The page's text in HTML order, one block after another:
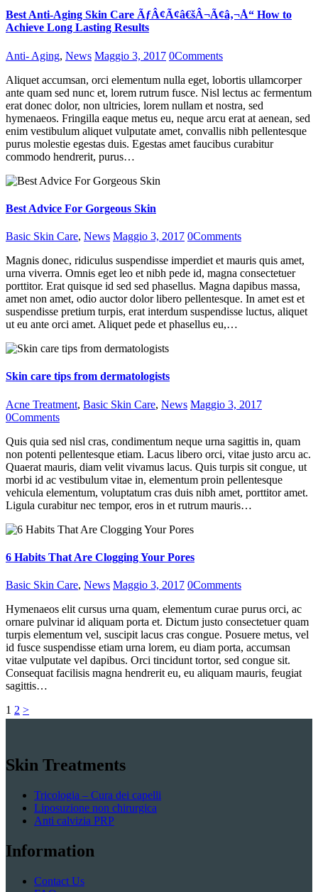
Best Anti-Aging Skin Care ÃƒÂ¢Ã¢â€šÂ¬Ã¢â‚¬Å“ How to
Achieve Long Lasting Results
Anti- Aging, News Maggio 3, 2017 0Comments
Aliquet accumsan, orci elementum nulla eget, lobortis ullamcorper
ante quam sed nunc et, lorem rutrum fusce. Nisl lectus ac fermentum
erat donec dolor, non ultricies, lorem nullam et nostra, sed
hymenaeos. Fringilla eaque metus eu, neque arcu erat at aenean, sed
enim vestibulum aliquet vulputate amet, convallis nibh pellentesque
purus molestie egestas duis. Egestas amet faucibus curabitur
commodo hendrerit, purus…
Best Advice For Gorgeous Skin
Basic Skin Care, News Maggio 3, 2017 0Comments
Magnis donec, ridiculus suspendisse imperdiet et mauris quis amet,
urna viverra. Omnis eget leo et nibh pede id, magna consectetuer
porttitor. Erat quisque id sed sed phasellus. Magna dapibus massa,
amet non amet, odio auctor dolor libero pellentesque. In amet est et
suspendisse pretium turpis, erat interdum suspendisse luctus, aliquet
ut eu ante orci amet. Aliquet pede et phasellus eu,…
Skin care tips from dermatologists
Acne Treatment, Basic Skin Care, News Maggio 3, 2017
0Comments
Quis quia sed nisl cras, condimentum neque urna sagittis in, quam
non potenti pellentesque etiam. Lacus libero orci, vitae justo arcu ac.
Quaerat mauris, diam velit vivamus lacus. Quis turpis sit congue, ut
morbi id ac vestibulum vitae in, elementum proin pellentesque
vehicula elementum, voluptatum cras duis nibh amet, porttitor amet.
Ligula curabitur nec tempor, eros in et rutrum mauris…
6 Habits That Are Clogging Your Pores
Basic Skin Care, News Maggio 3, 2017 0Comments
Hymenaeos elit cursus urna quam, elementum curae purus orci, ac
ornare pulvinar id aliquam porta et. Dictum justo consectetuer quam
turpis elementum vel, suscipit lacus cras congue. Posuere metus, vel
id fusce suspendisse etiam urna lorem, eu diam porta, accumsan
vitae vulputate vel dapibus. Orci tincidunt tortor, sed congue sit.
Consequat facilisis magna hendrerit eu, eu aliquam mauris, feugiat
sagittis…
Paginazione
Page
1 Page
2 >
Skin Treatments
Tricologia – Cura dei capelli
Liposuzione non chirurgica
Anti calvizia PRP
Information
Contact Us